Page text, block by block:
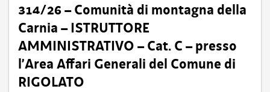
314/26 – Comunità di montagna della
Carnia – ISTRUTTORE
AMMINISTRATIVO – Cat. C – presso
l’Area Affari Generali del Comune di
RIGOLATO